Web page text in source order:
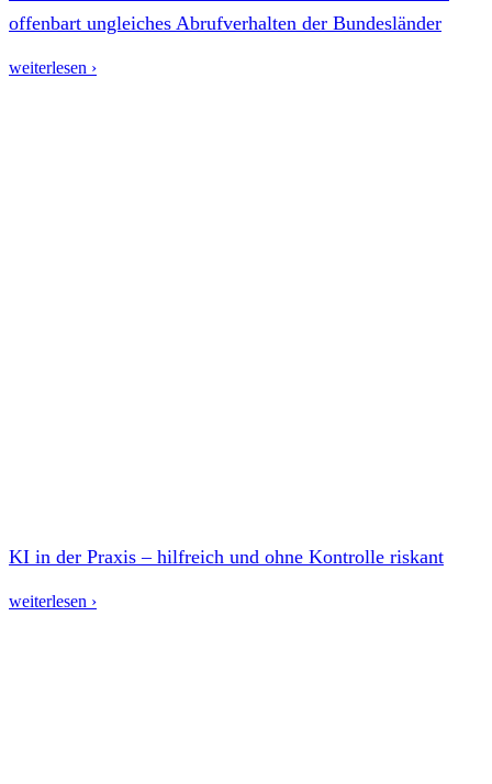
offenbart ungleiches Abrufverhalten der Bundesländer
weiterlesen ›
KI in der Praxis – hilfreich und ohne Kontrolle riskant
weiterlesen ›